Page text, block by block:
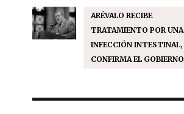
ARÉVALO RECIBE
TRATAMIENTO POR UNA
INFECCIÓN INTESTINAL,
CONFIRMA EL GOBIERNO